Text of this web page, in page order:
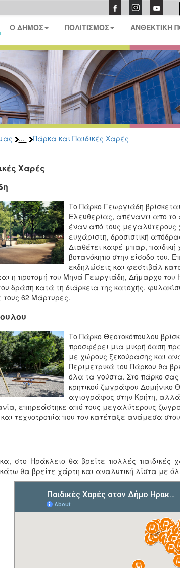
Ο ΔΗΜΟΣ ΠΟΛΙΤΙΣΜΟΣ ΑΝΘΕΚΤΙΚΗ
... Πάρκα και Παιδικές Χαρές
Χαρές
Το Πάρκο Γεωργιάδη
Ελευθερίας, απέναντι απο
έναν από τους μεγαλύτερους
ευχάριστη, δροσιστική
Διαθέτει καφέ-μπαρ, παιδική
βοτανόκηπο στην είσοδο του.
εκδηλώσεις και φεστιβάλ
η προτομή του Μηνά Γεωργιάδη, Δήμαρχο του
δράση κατά τη διάρκεια της κατοχής,
τους 62 Μάρτυρες.
Το Πάρκο Θεοτοκόπουλου
προσφέρει μια μικρή όαση
με χώρους ξεκούρασης και
Περιμετρικά του Πάρκου θα
όλα τα γούστα. Στο πάρκο
κρητικού ζωγράφου Δομήνικο
αγιογράφος στην Κρήτη,
επηρεάστηκε από τους μεγαλύτερους
τεχνοτροπία που τον κατέταξε ανάμεσα
στο Ηράκλειο θα βρείτε πολλές παιδικές
θα βρείτε χάρτη και αναλυτική λίστα με